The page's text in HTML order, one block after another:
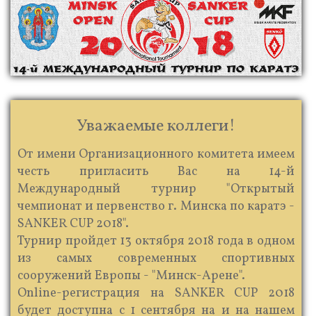
Уважаемые коллеги!
От имени Организационного комитета имеем
честь пригласить Вас на 14-й
Международный турнир "Открытый
чемпионат и первенство г. Минска по каратэ -
SANKER CUP 2018".
Турнир пройдет 13 октября 2018 года в одном
из самых современных спортивных
сооружений Европы - "Минск-Арене".
Online-регистрация на SANKER CUP 2018
будет доступна с 1 сентября на и на нашем